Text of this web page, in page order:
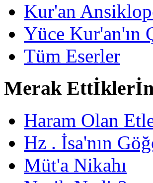
Kur'an
Yüce Kur'an'ın
Tüm Eserler
Merak
Haram Olan
Hz . İsa'nın
Müt'a Nikahı